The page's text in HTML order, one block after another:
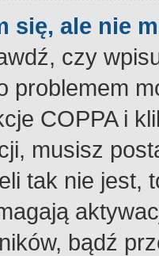
się, ale nie
czy
problemem
COPPA i
musisz
tak nie jest,
bądź